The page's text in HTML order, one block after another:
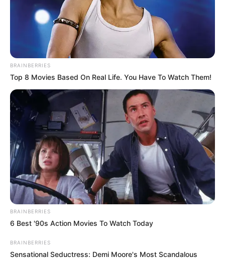
BRAINBERRIES
Top 8 Movies Based On Real Life. You Have To Watch Them!
BRAINBERRIES
6 Best '90s Action Movies To Watch Today
BRAINBERRIES
Sensational Seductress: Demi Moore's Most Scandalous